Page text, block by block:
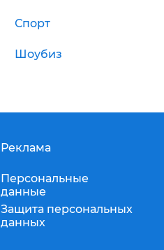
Спорт
Шоубиз
Реклама
Персональные
данные
Защита персональных
данных